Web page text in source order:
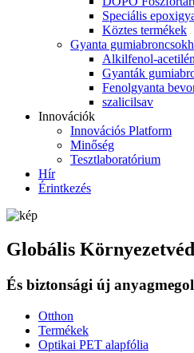
Speciális
Köztes termékek
Gyanta
Alkilfenol-
Gyanták
Fenolgyanta
szalicilsav
Innovációk
Innovációs Platform
Minőség
Tesztlaboratórium
Hír
Érintkezés
Globális
És biztonsági új
Otthon
Termékek
Optikai PET alapfólia